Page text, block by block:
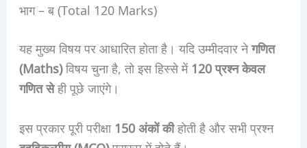
भाग – ब (Total 120 Marks)
यह मुख्य विषय पर आधारित होता है। यदि उम्मीदवार नेगणित
(Maths)विषय चुना है, तो इस हिस्से में120 प्रश्न केवल
गणित सेही पूछे जाएंगे।
इस प्रकार पूरी परीक्षा150 अंकों कीहोती है और सभी प्रश्न